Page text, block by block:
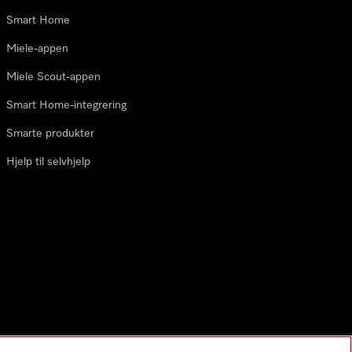
Smart Home
Miele-appen
Miele Scout-appen
Smart Home-integrering
Smarte produkter
Hjelp til selvhjelp